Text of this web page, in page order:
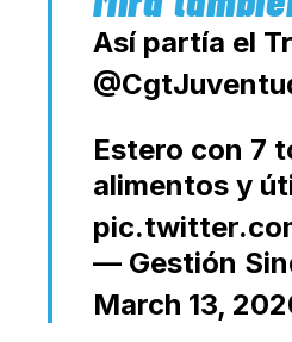
Así partía el
Estero con 7
alimentos y
— Gestión
March 13,